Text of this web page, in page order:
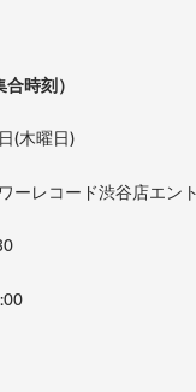
時刻）
(木曜日)
ーレコード渋谷店エン